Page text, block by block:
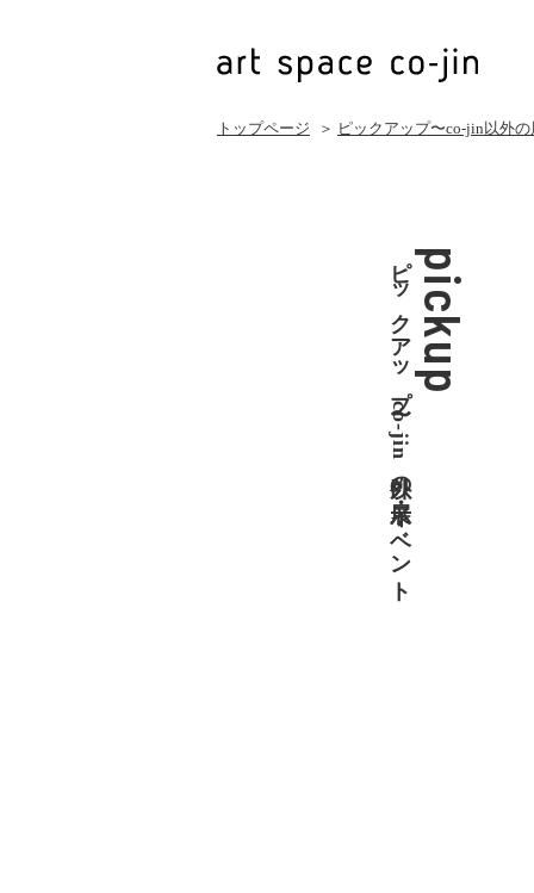
トップページ ＞ ピックアップ〜co-jin以外
pickup
ピックアップ〜co-jin以外の展示・イベント